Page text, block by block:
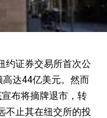
约证券交易所首次公
达44亿美元。然而
布将摘牌退市，转
不止其在纽交所的投